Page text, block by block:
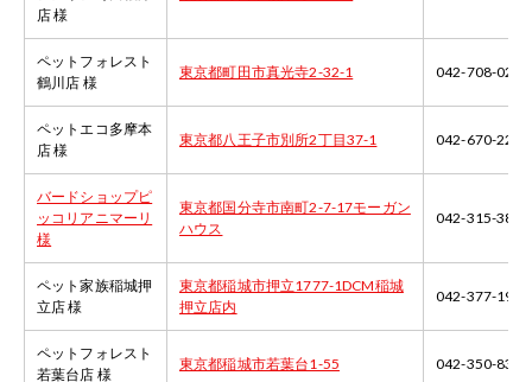
店 様
ペットフォレスト
鶴川店 様
東京都町田市真光寺2-32-1 042-708-0210
ペットエコ多摩本
店 様
東京都八王子市別所2丁目37-1 042-670-2233
バードショップピ
ッコリアニマーリ
様
東京都国分寺市南町2-7-17モーガン
ハウス
042-315-3820
ペット家族稲城押
立店 様
東京都稲城市押立1777-1DCM稲城
押立店内
042-377-1981
ペットフォレスト
若葉台店 様
東京都稲城市若葉台1-55 042-350-8331